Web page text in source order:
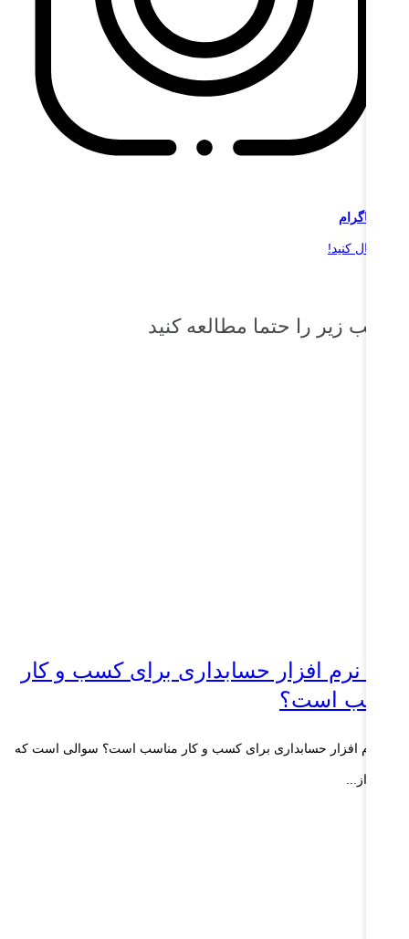
اینستاگرام
را دنبال کنید!
زیر را حتما مطالعه کنید
نرم افزار حسابداری برای کسب و کار
است؟
نرم افزار حسابداری برای کسب و کار مناسب است؟ سوالی است که
از...